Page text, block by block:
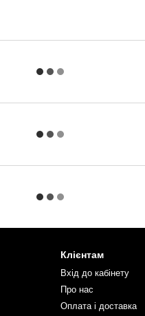
Клієнтам
Вхід до кабінету
Про нас
Оплата і доставка